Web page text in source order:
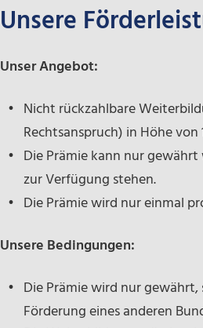
Unsere
Unser Angebot:
Nicht rückzahlbare
Rechtsanspruch) in Höhe von
Die Prämie kann nur
zur Verfügung stehen.
Die Prämie wird nur einmal
Unsere Bedingungen:
Die Prämie wird nur
Förderung eines anderen